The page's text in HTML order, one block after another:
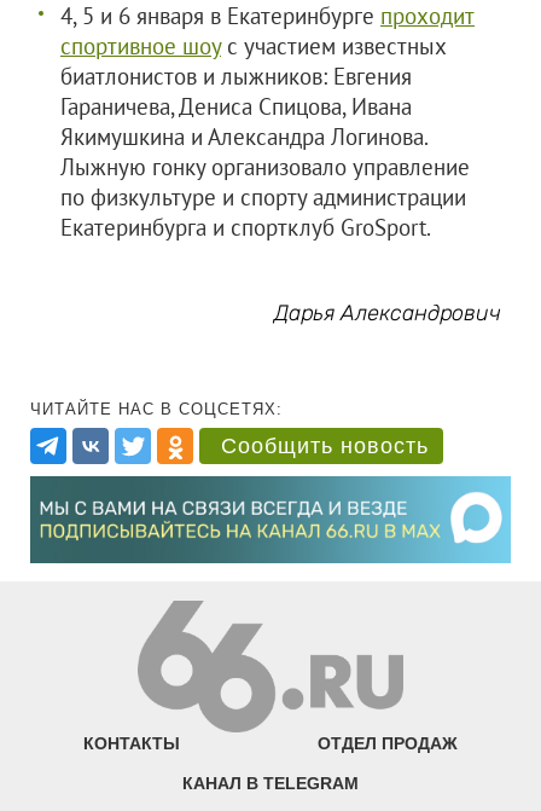
4, 5 и 6 января в Екатеринбурге проходит
спортивное шоус участием известных
биатлонистов и лыжников: Евгения
Гараничева, Дениса Спицова, Ивана
Якимушкина и Александра Логинова.
Лыжную гонку организовало управление
по физкультуре и спорту администрации
Екатеринбурга и спортклуб GroSport.
Дарья Александрович
ЧИТАЙТЕ НАС В СОЦСЕТЯХ:
Сообщить новость
КОНТАКТЫ ОТДЕЛ ПРОДАЖ
КАНАЛ В TELEGRAM